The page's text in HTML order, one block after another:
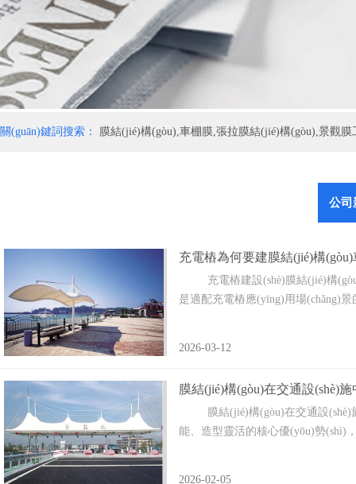
關(guān)鍵詞搜索： 膜結(jié)構(gòu),車棚膜,張拉膜結(jié)構(gòu),景觀膜
公司
充電樁為何要建膜結(jié)構
充電樁建設(shè)膜結(jié)構(gòu)車
是適配充電樁應(yīng)用場(chǎng)景
2026-03-12
膜結(jié)構(gòu)在交通設(shè)
膜結(jié)構(gòu)在交通設(shè)施
能、造型靈活的核心優(yōu)勢
2026-02-05